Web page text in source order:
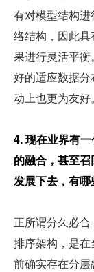
有对模型结构
络结构，因此
果进行灵活平
好的适应数据
动上也更为友好。
4. 现在业界有
的融合，甚至
发展下去，有哪
正所谓分久必
排序架构，是
前确实存在分